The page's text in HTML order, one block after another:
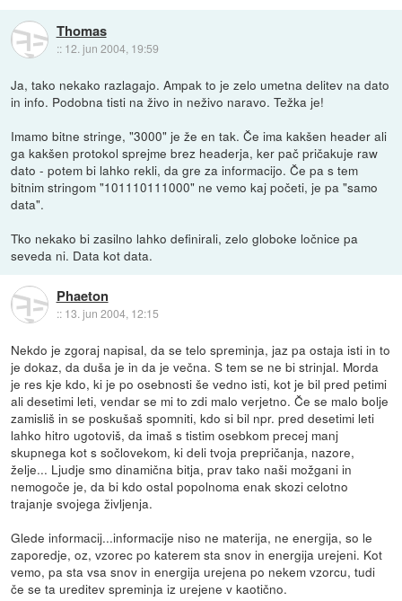
Thomas
:: 12. jun 2004, 19:59
Ja, tako nekako razlagajo. Ampak to je zelo umetna delitev na dato
in info. Podobna tisti na živo in neživo naravo. Težka je!
Imamo bitne stringe, "3000" je že en tak. Če ima kakšen header ali
ga kakšen protokol sprejme brez headerja, ker pač pričakuje raw
dato - potem bi lahko rekli, da gre za informacijo. Če pa s tem
bitnim stringom "101110111000" ne vemo kaj početi, je pa "samo
data".
Tko nekako bi zasilno lahko definirali, zelo globoke ločnice pa
seveda ni. Data kot data.
Phaeton
:: 13. jun 2004, 12:15
Nekdo je zgoraj napisal, da se telo spreminja, jaz pa ostaja isti in to
je dokaz, da duša je in da je večna. S tem se ne bi strinjal. Morda
je res kje kdo, ki je po osebnosti še vedno isti, kot je bil pred petimi
ali desetimi leti, vendar se mi to zdi malo verjetno. Če se malo bolje
zamisliš in se poskušaš spomniti, kdo si bil npr. pred desetimi leti
lahko hitro ugotoviš, da imaš s tistim osebkom precej manj
skupnega kot s sočlovekom, ki deli tvoja prepričanja, nazore,
želje... Ljudje smo dinamična bitja, prav tako naši možgani in
nemogoče je, da bi kdo ostal popolnoma enak skozi celotno
trajanje svojega življenja.
Glede informacij...informacije niso ne materija, ne energija, so le
zaporedje, oz, vzorec po katerem sta snov in energija urejeni. Kot
vemo, pa sta vsa snov in energija urejena po nekem vzorcu, tudi
če se ta ureditev spreminja iz urejene v kaotično.